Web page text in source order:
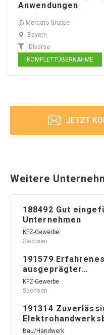
Anwendungen
@ Mercato Gruppe
Bayern
Diverse
KOMPLETTÜBERNAHME
JETZT
Weitere
188492 Gut
Unternehmen
KFZ-Gewerbe
Sachsen
191579
ausgeprägter…
KFZ-Gewerbe
Sachsen
191314
Bau/Handwerk